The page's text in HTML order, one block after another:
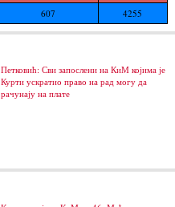
607 4255
Петковић: Сви запослени на КиМ којима је
Курти ускратио право на рад могу да
рачунају на плате